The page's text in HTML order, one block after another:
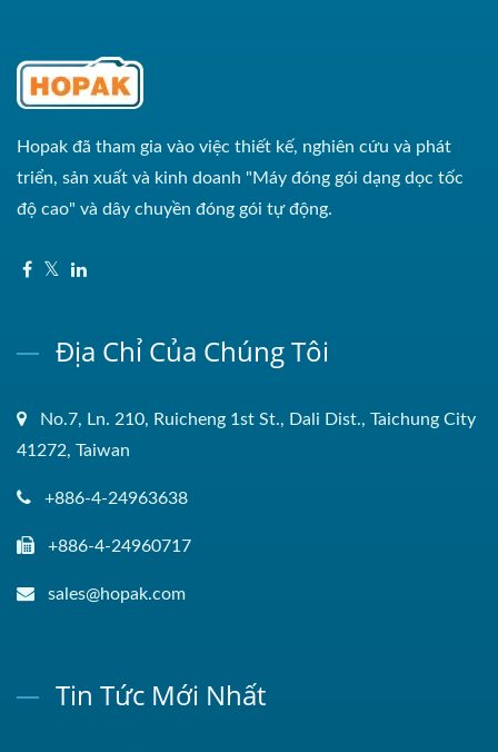
Hopak đã tham gia vào việc thiết kế, nghiên cứu và phát
triển, sản xuất và kinh doanh "Máy đóng gói dạng dọc tốc
độ cao" và dây chuyền đóng gói tự động.
Địa Chỉ Của Chúng Tôi
No.7, Ln. 210, Ruicheng 1st St., Dali Dist., Taichung City
41272, Taiwan
+886-4-24963638
+886-4-24960717
sales@hopak.com
Tin Tức Mới Nhất